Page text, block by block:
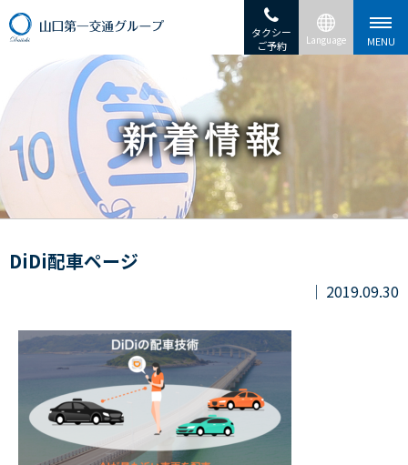
タクシー
ご予約
DiDi配車ページ
2019.09.30